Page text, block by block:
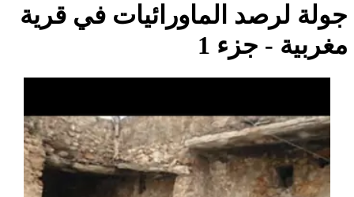
جولة لرصد الماورائيات في قرية
مغربية - جزء 1